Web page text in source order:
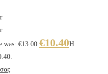
was: €13.00.€10.40Η